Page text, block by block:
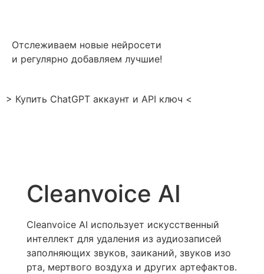
Отслеживаем новые нейросети
и регулярно добавляем лучшие!
> Купить ChatGPT аккаунт и API ключ <
Cleanvoice AI
Cleanvoice AI использует искусственный
интеллект для удаления из аудиозаписей
заполняющих звуков, заиканий, звуков изо
рта, мертвого воздуха и других артефактов.